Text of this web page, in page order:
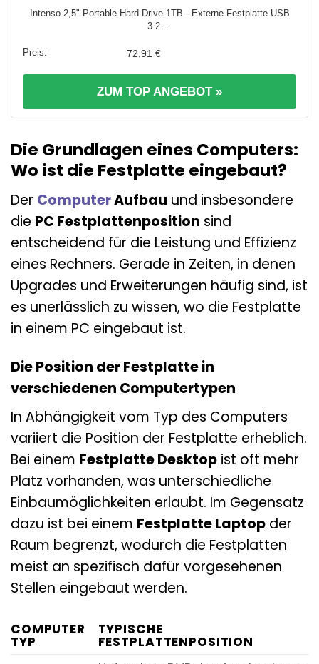
Intenso 2,5" Portable Hard Drive 1TB - Externe Festplatte USB
3.2 ...
72,91 €
ZUM TOP ANGEBOT »
Die Grundlagen eines Computers:
Wo ist die Festplatte eingebaut?
Der ComputerAufbau und insbesondere
die PC Festplattenposition sind
entscheidend für die Leistung und Effizienz
eines Rechners. Gerade in Zeiten, in denen
Upgrades und Erweiterungen häufig sind, ist
es unerlässlich zu wissen, wo die Festplatte
in einem PC eingebaut ist.
Die Position der Festplatte in
verschiedenen Computertypen
In Abhängigkeit vom Typ des Computers
variiert die Position der Festplatte erheblich.
Bei einem Festplatte Desktop ist oft mehr
Platz vorhanden, was unterschiedliche
Einbaumöglichkeiten erlaubt. Im Gegensatz
dazu ist bei einem Festplatte Laptop der
Raum begrenzt, wodurch die Festplatten
meist an spezifisch dafür vorgesehenen
Stellen eingebaut werden.
COMPUTER
TYP
TYPISCHE
FESTPLATTENPOSITION